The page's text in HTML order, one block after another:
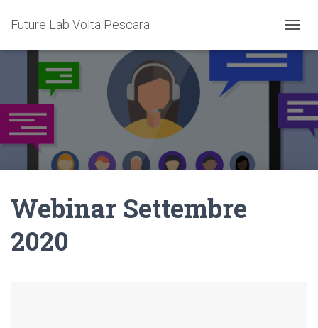
Future Lab Volta Pescara
A
A
Z
I
E
Webinar Settembre
2020